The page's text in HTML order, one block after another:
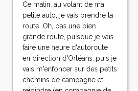
Ce matin, au volant de ma
petite auto, je vais prendre la
route. Oh, pas une bien
grande route, puisque je vais
faire une heure d'autoroute
en direction d'Orléans, puis je
vais m'enfoncer sur des petits
chemins de campagne et